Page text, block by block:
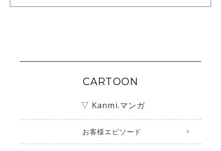
CARTOON
▽ Kanmi.マンガ
お客様エピソード